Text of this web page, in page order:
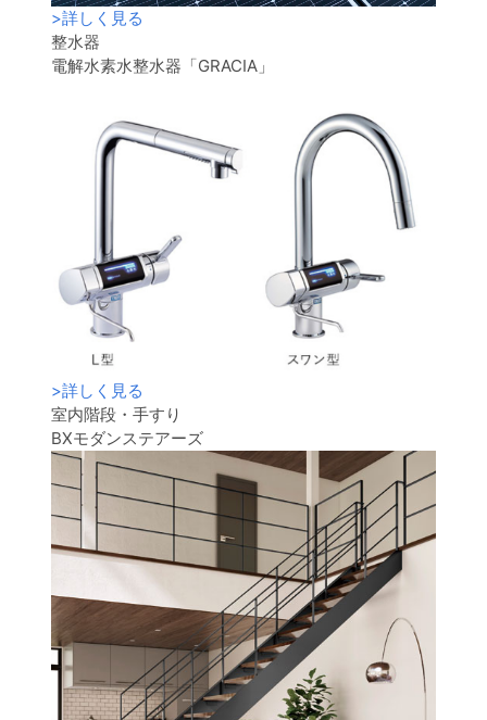
>詳しく見る
整水器
電解水素水整水器「GRACIA」
>詳しく見る
室内階段・手すり
BXモダンステアーズ